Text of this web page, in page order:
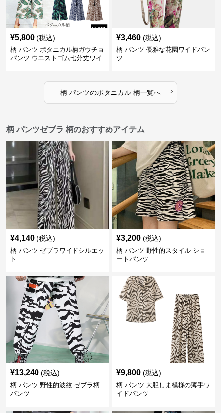
¥5,800 (税込)
柄 パンツ ボタニカル柄ガウチョ
パンツ ウエストゴム七分丈ワイ
¥3,460 (税込)
柄 パンツ 優雅な花園ワイドパン
ツ
柄 パンツのボタニカル 柄一覧へ ›
柄 パンツゼブラ 柄のおすすめアイテム
¥4,140 (税込)
柄 パンツ ゼブラワイドシルエッ
ト
¥3,200 (税込)
柄 パンツ 野性的スタイル ショ
ートパンツ
¥13,240 (税込)
柄 パンツ 野性的波紋 ゼブラ柄
パンツ
¥9,800 (税込)
柄 パンツ 大胆しま模様の薄手ワ
イドパンツ